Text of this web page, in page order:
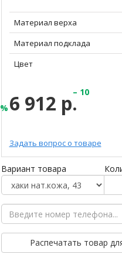
Материал верха
Материал подклада
Цвет
6 912 р.– 10
%
Задать вопрос о товаре
Вариант товара
Распечатать товар